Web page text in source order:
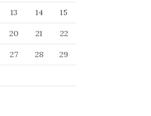
13 14
15
20 21
22
27 28
29